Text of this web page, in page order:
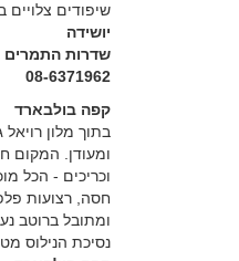
שיפודים צלויים
יושידה
שדרות התמרים 2, מרכז השלום, אילת
08-6371962
קפה בולבארד
בתוך מלון
ומעודן. המקום
חסה, רצועות
ומתובל ברוטב
נסיכת הנילוס